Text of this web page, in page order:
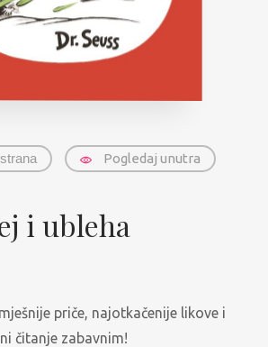
Pogledaj unutra
i ubleha
priče, najotkačenije likove i
čitanje zabavnim!